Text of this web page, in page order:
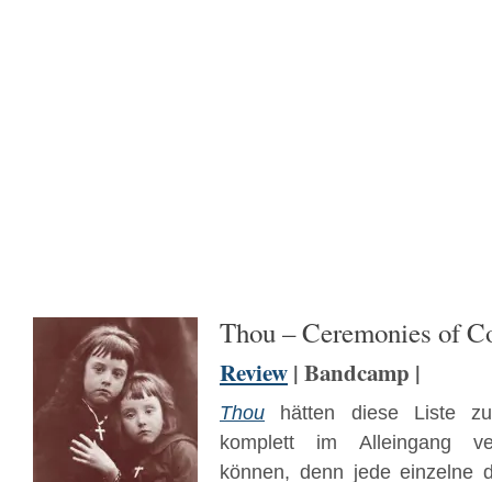
Thou – Ceremonies of
Review | Bandcamp |
Thou hätten diese Liste
komplett im Alleingang
können, denn jede einzelne